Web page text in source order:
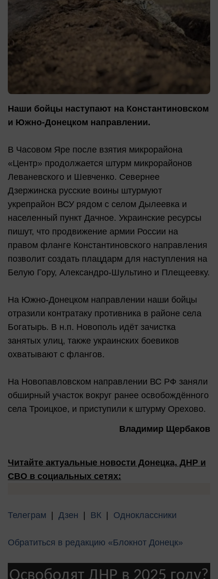
Наши бойцы наступают на Константиновском
и Южно-Донецком направлении.
В Часовом Яре после взятия микрорайона
«Центр» продолжается штурм микрорайонов
Леваневского и Шевченко. Севернее
Дзержинска русские воины штурмуют
укрепрайон ВСУ рядом с селом Дылеевка и
населенный пункт Дачное. Украинские ресурсы
пишут, что продвижение армии России на
правом фланге Константиновского направления
позволит создать плацдарм для наступления на
Белую Гору, Александро-Шультино и Плещеевку.
На Южно-Донецком направлении наши бойцы
отразили контратаку противника в районе села
Богатырь. В н.п. Новополь идёт зачистка
занятых улиц, также украинских боевиков
охватывают с флангов.
На Новопавловском направлении ВС РФ заняли
обширный участок вокруг ранее освобождённого
села Троицкое, и приступили к штурму Орехово.
Владимир Щербаков
Читайте актуальные новости Донецка, ДНР и
СВО в социальных сетях:
Телеграм Дзен ВК Одноклассники
Обратиться в редакцию «Блокнот Донецк»